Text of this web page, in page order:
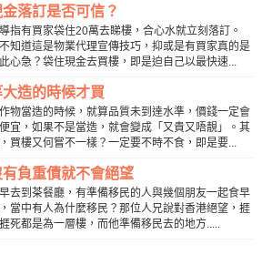
落訂是否可信？
指有買家袋住20萬去睇樓，合心水就立刻落訂。
知道這是物業代理宣傳技巧，抑或是有買家真的是
心急？袋住現金去買樓，即是迫自己以最快速...
大造的時候才買
物當造的時候，就算品質未到達水準，價錢一定會
宜，如果不是當造，就會變成「又貴又唔靚」。其
買樓又何嘗不一樣？一定要不時不食，即是要...
有負重債就不會絕望
去到茶餐廳，有準備移民的人與幾個朋友一起食早
當中有人為什麼移民？那位人兄說對香港絕望，捱
死都是為一層樓，而他準備移民去的地方.....